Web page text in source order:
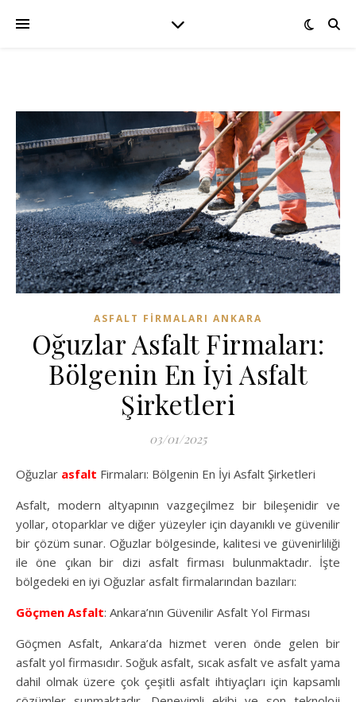
ASFALT FIRMALARI ANKARA
Oğuzlar Asfalt Firmaları:
Bölgenin En İyi Asfalt
Şirketleri
03/01/2025
Oğuzlar asfalt Firmaları: Bölgenin En İyi Asfalt Şirketleri
Asfalt, modern altyapının vazgeçilmez bir bileşenidir ve
yollar, otoparklar ve diğer yüzeyler için dayanıklı ve güvenilir
bir çözüm sunar. Oğuzlar bölgesinde, kalitesi ve güvenirliliği
ile öne çıkan bir dizi asfalt firması bulunmaktadır. İşte
bölgedeki en iyi Oğuzlar asfalt firmalarından bazıları:
Göçmen Asfalt: Ankara’nın Güvenilir Asfalt Yol Firması
Göçmen Asfalt, Ankara’da hizmet veren önde gelen bir
asfalt yol firmasıdır. Soğuk asfalt, sıcak asfalt ve asfalt yama
dahil olmak üzere çok çeşitli asfalt ihtiyaçları için kapsamlı